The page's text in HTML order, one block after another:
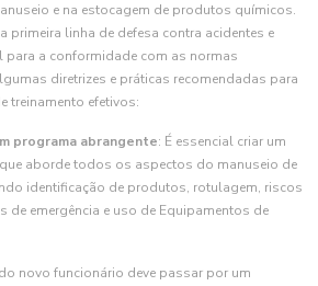
e na estocagem de produtos químicos.
primeira linha de defesa contra acidentes e
para a conformidade com as normas
diretrizes e práticas recomendadas para
treinamento efetivos:
programa abrangente: É essencial criar um
aborde todos os aspectos do manuseio de
identificação de produtos, rotulagem, riscos
de emergência e uso de Equipamentos de
novo funcionário deve passar por um